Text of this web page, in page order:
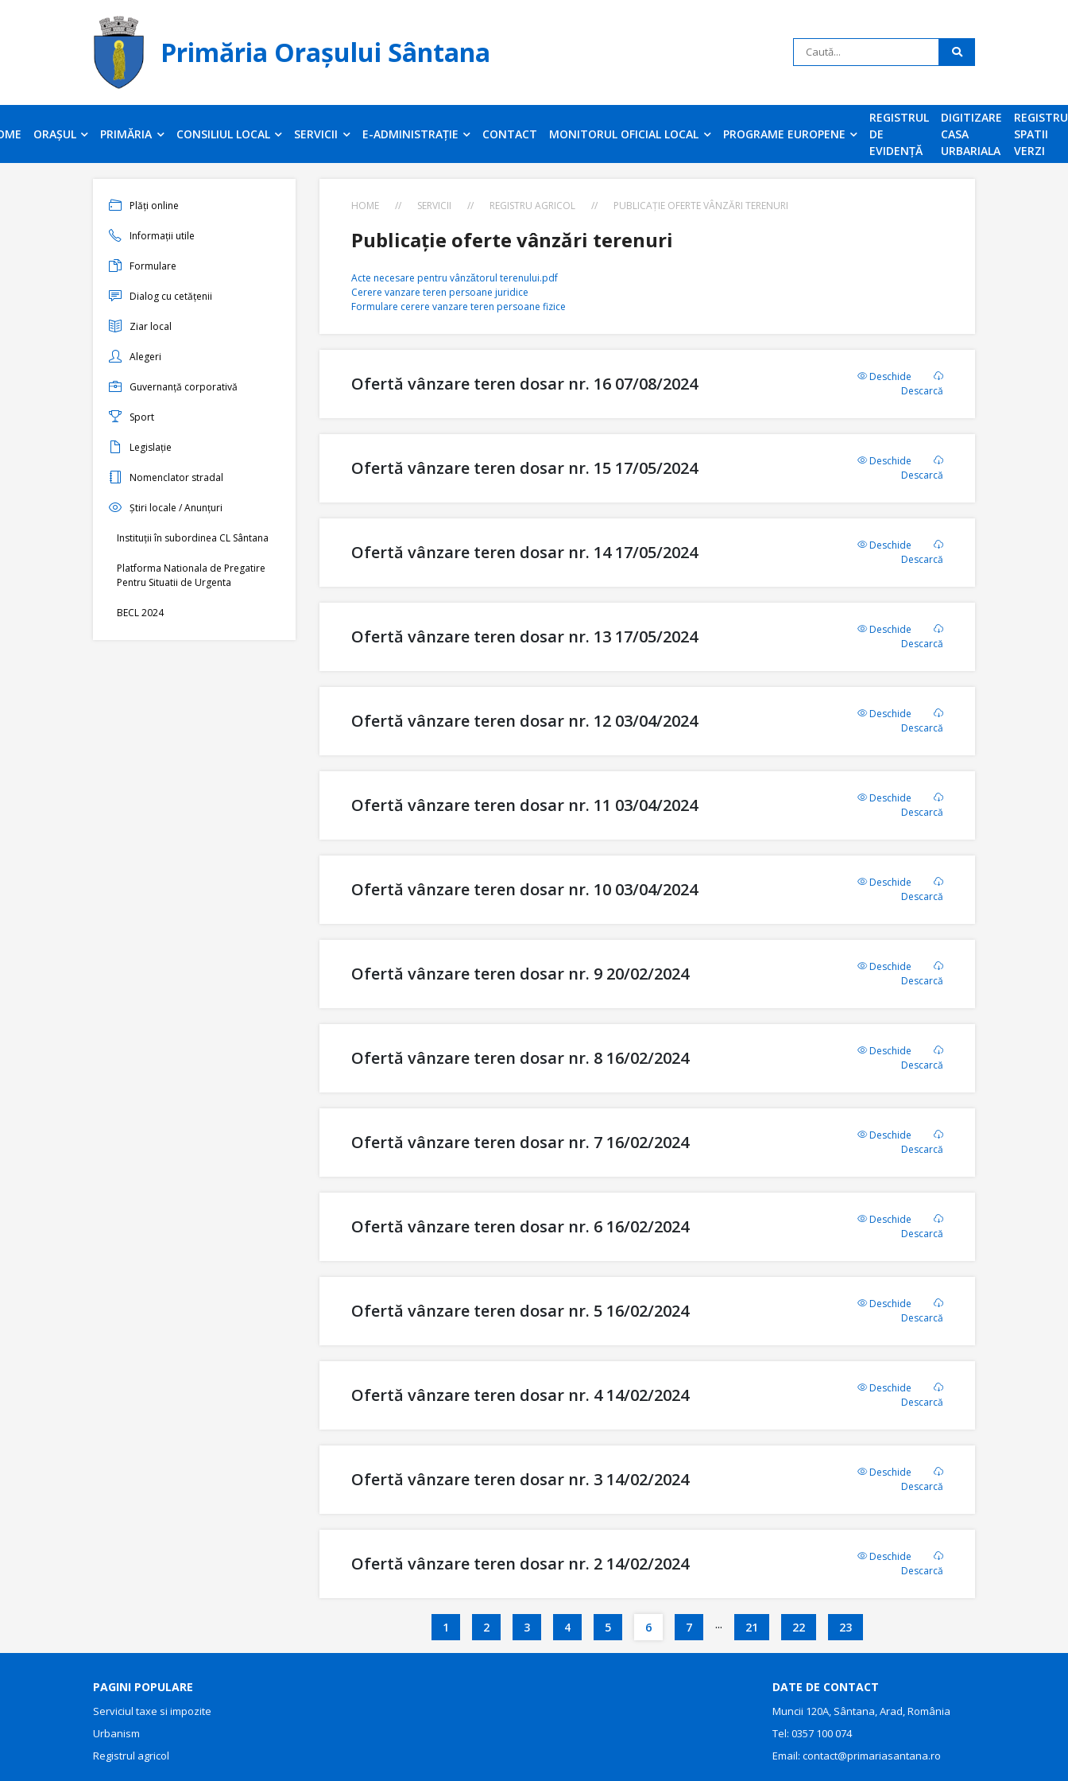
Primăria Orașului Sântana
ORAȘUL PRIMĂRIA CONSILIUL LOCAL SERVICII E-ADMINISTRAȚIE CONTACT MONITORUL OFICIAL LOCAL PROGRAME EUROPENE
REGISTRUL
DE
EVIDENȚĂ
DIGITIZARE
CASA
URBARIALA
REGISTRU
SPATII
VERZI
Plăți online
Informații utile
Formulare
Dialog cu cetățenii
Ziar local
Alegeri
Guvernanță corporativă
Sport
Legislație
Nomenclator stradal
Știri locale / Anunțuri
Instituții în subordinea CL Sântana
Platforma Nationala de Pregatire
Pentru Situatii de Urgenta
BECL 2024
HOME // SERVICII // REGISTRU AGRICOL // PUBLICAȚIE OFERTE VÂNZĂRI TERENURI
Publicație oferte vânzări terenuri
Acte necesare pentru vânzătorul terenului.pdf
Cerere vanzare teren persoane juridice
Formulare cerere vanzare teren persoane fizice
Ofertă vânzare teren dosar nr. 16 07/08/2024
Deschide
Descarcă
Ofertă vânzare teren dosar nr. 15 17/05/2024
Deschide
Descarcă
Ofertă vânzare teren dosar nr. 14 17/05/2024
Deschide
Descarcă
Ofertă vânzare teren dosar nr. 13 17/05/2024
Deschide
Descarcă
Ofertă vânzare teren dosar nr. 12 03/04/2024
Deschide
Descarcă
Ofertă vânzare teren dosar nr. 11 03/04/2024
Deschide
Descarcă
Ofertă vânzare teren dosar nr. 10 03/04/2024
Deschide
Descarcă
Ofertă vânzare teren dosar nr. 9 20/02/2024
Deschide
Descarcă
Ofertă vânzare teren dosar nr. 8 16/02/2024
Deschide
Descarcă
Ofertă vânzare teren dosar nr. 7 16/02/2024
Deschide
Descarcă
Ofertă vânzare teren dosar nr. 6 16/02/2024
Deschide
Descarcă
Ofertă vânzare teren dosar nr. 5 16/02/2024
Deschide
Descarcă
Ofertă vânzare teren dosar nr. 4 14/02/2024
Deschide
Descarcă
Ofertă vânzare teren dosar nr. 3 14/02/2024
Deschide
Descarcă
Ofertă vânzare teren dosar nr. 2 14/02/2024
Deschide
Descarcă
1 2 3 4 5 6 7 ... 21 22 23
PAGINI POPULARE
Serviciul taxe si impozite
Urbanism
Registrul agricol
DATE DE CONTACT
Muncii 120A, Sântana, Arad, România
Tel: 0357 100 074
Email: contact@primariasantana.ro